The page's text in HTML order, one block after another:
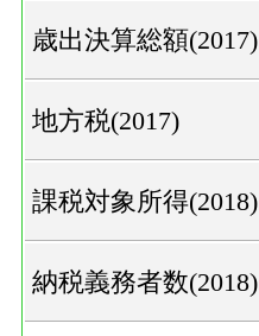
歳出決算総額(2017)
地方税(2017)
課税対象所得(2018)
納税義務者数(2018)